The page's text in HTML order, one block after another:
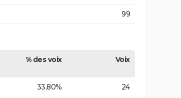
99
% des voix Voix
33,80% 24